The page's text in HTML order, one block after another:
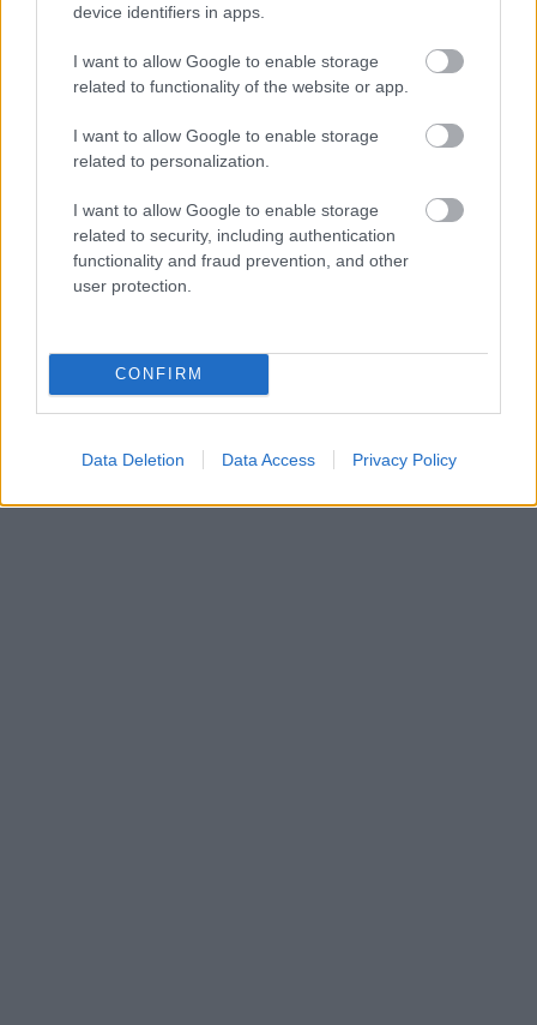
device identifiers in apps.
I want to allow Google to enable storage
related to functionality of the website or app.
I want to allow Google to enable storage
related to personalization.
I want to allow Google to enable storage
related to security, including authentication
functionality and fraud prevention, and other
user protection.
CONFIRM
Data Deletion Data Access Privacy Policy